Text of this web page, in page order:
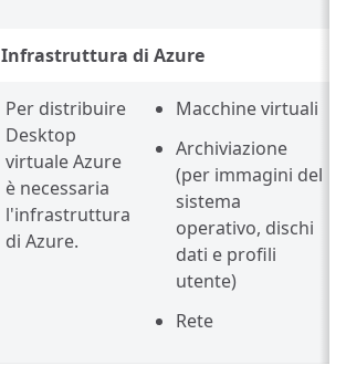
Infrastruttura di Azure
Per distribuire
Desktop
virtuale Azure
è necessaria
l'infrastruttura
di Azure.
Macchine virtuali
Archiviazione
(per immagini del
sistema
operativo, dischi
dati e profili
utente)
Rete